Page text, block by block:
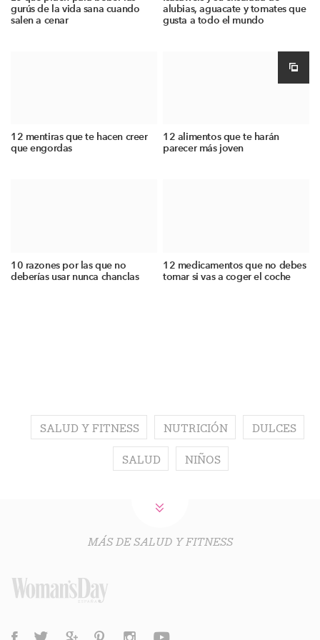
gurús de la vida sana cuando
salen a cenar
alubias, aguacate y tomates que
gusta a todo el mundo
12 mentiras que te hacen creer
que engordas
12 alimentos que te harán
parecer más joven
10 razones por las que no
deberías usar nunca chanclas
12 medicamentos que no debes
tomar si vas a coger el coche
SALUD Y FITNESS NUTRICIÓN DULCES
SALUD NIÑOS
MÁS DE SALUD Y FITNESS